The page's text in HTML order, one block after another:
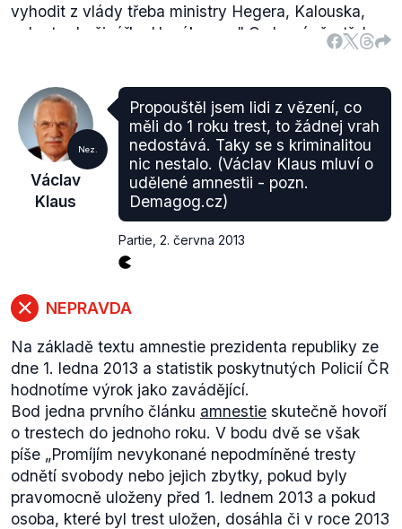
vyhodit z vlády třeba ministry Hegera, Kalouska,
nebo tu družinářku Hanákovou." O slovní přestřelce
Schwarzenberga, ten v rozhovoru pro deník Právo z
25. května (jeho přepis naleznetezde) na otázku
redaktora, zda se kvůli situaci na pražském
magistrátu necítí jako zrádce, uvedl:"To jsou kecy.
Máme necelý rok k příštím volbám a začíná
předvolební boj. Pan premiér je poněkud nervózní,
což v jeho situaci chápu."Na adresu premiéra pak
Když je někdo podělaný, tak já mu
nemohu pomoci. S tím se musí vypořádat sám."
Nez.
Václav
Klaus
Propouštěl jsem lidi z vězení, co
měli do 1 roku trest, to žádnej vrah
nedostává. Taky se s kriminalitou
nic nestalo. (Václav Klaus mluví o
udělené amnestii - pozn.
Demagog.cz)
Partie 2. června 2013
NEPRAVDA
Na základě textu amnestie prezidenta republiky ze
dne 1. ledna 2013 a statistik poskytnutých Policií ČR
hodnotíme výrok jako zavádějící.
Bod jedna prvního článku amnestie skutečně hovoří
o trestech do jednoho roku. V bodu dvě se však
píše „Promíjím nevykonané nepodmíněné tresty
odnětí svobody nebo jejich zbytky, pokud byly
pravomocně uloženy před 1. lednem 2013 a pokud
osoba, které byl trest uložen, dosáhla či v roce 2013